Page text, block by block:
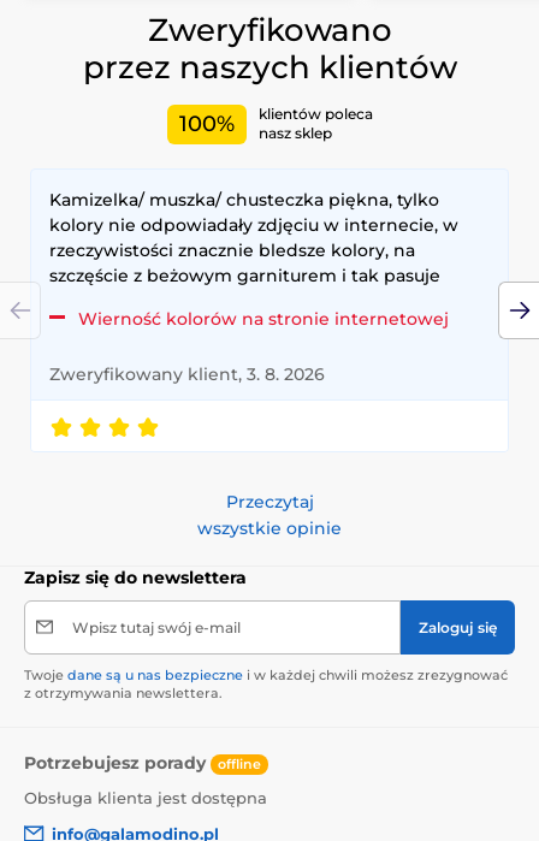
Zweryfikowano
przez naszych klientów
100%
klientów poleca
nasz sklep
Kamizelka/ muszka/ chusteczka piękna, tylko
kolory nie odpowiadały zdjęciu w internecie, w
rzeczywistości znacznie bledsze kolory, na
szczęście z beżowym garniturem i tak pasuje
Wierność kolorów na stronie internetowej
Zweryfikowany klient, 3. 8. 2026
Przeczytaj
wszystkie opinie
Zapisz się do newslettera
Wpisz tutaj swój e-mail Zaloguj się
Twoje dane są u nas bezpieczne i w każdej chwili możesz zrezygnować
z otrzymywania newslettera.
Potrzebujesz porady offline
Obsługa klienta jest dostępna
info@galamodino.pl